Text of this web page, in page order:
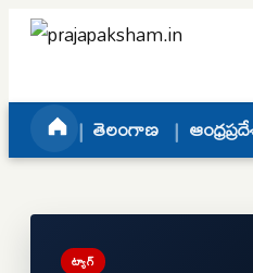
Skip to content
తెలంగాణ
ట్యాగ్